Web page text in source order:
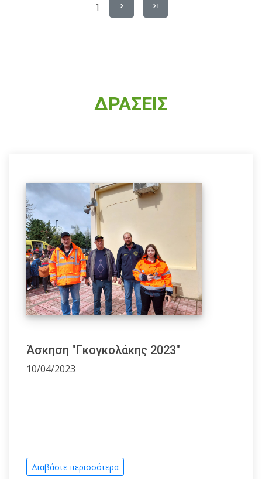
1
ΔΡΑΣΕΙΣ
Άσκηση "Γκογκολάκης 2023"
10/04/2023
Διαβάστε περισσότερα